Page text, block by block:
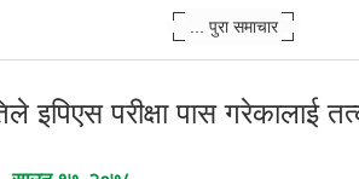
... पुरा समाचार
इपिएस परीक्षा पास गरेकालाई